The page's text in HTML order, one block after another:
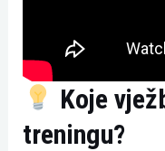
Koje
treningu?